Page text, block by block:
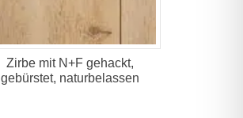
Zirbe mit N+F gehackt,
gebürstet, naturbelassen